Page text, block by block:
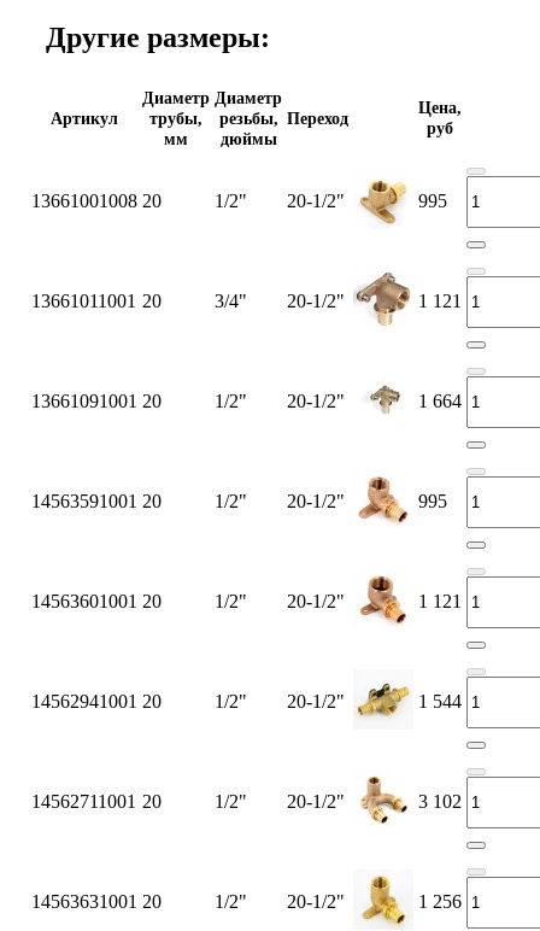
Другие размеры:
Артикул
Диаметр
трубы,
мм
Диаметр
резьбы,
дюймы
Переход
Цена,
руб
13661001008 20 1/2" 20-1/2" 995
13661011001 20 3/4" 20-1/2" 1 121
13661091001 20 1/2" 20-1/2" 1 664
14563591001 20 1/2" 20-1/2" 995
14563601001 20 1/2" 20-1/2" 1 121
14562941001 20 1/2" 20-1/2" 1 544
14562711001 20 1/2" 20-1/2" 3 102
14563631001 20 1/2" 20-1/2" 1 256